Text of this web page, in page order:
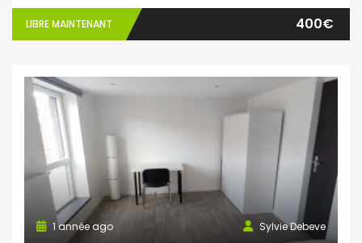
LIBRE MAINTENANT 400€
Sylvie Debeve
1 année ago